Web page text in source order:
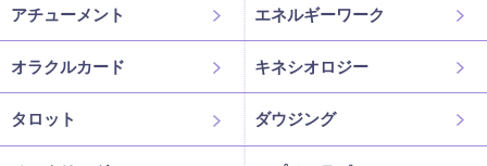
アチューメント エネルギーワーク
オラクルカード キネシオロジー
タロット ダウジング